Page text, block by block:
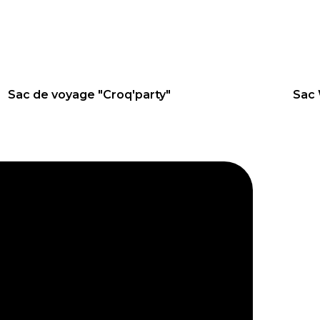
58 €
Sac de voyage "Croq'party" 59
Sac